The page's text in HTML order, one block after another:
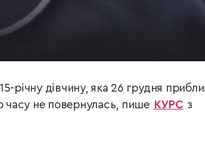
річну дівчину, яка 26 грудня
часу не повернулась, пише КУРС з